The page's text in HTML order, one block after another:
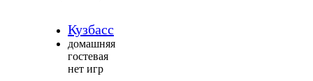
Кузбасс
домашняя
гостевая
нет игр